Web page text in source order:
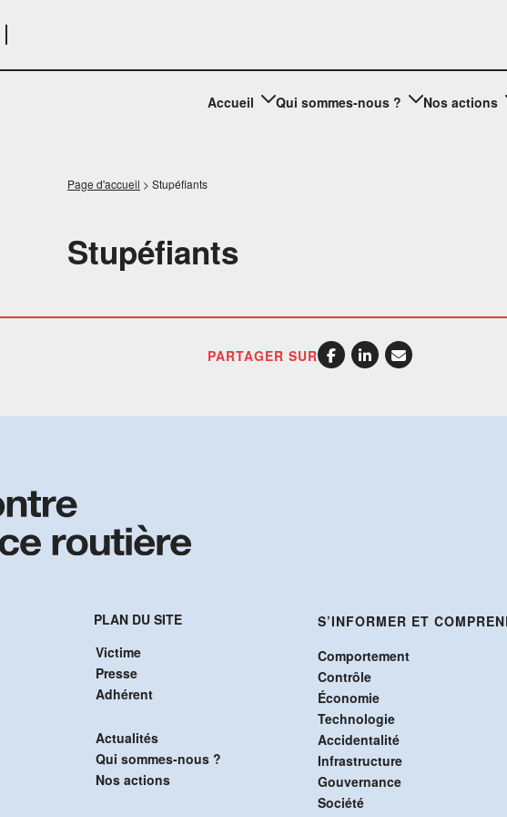
Accueil Qui sommes-nous ? Nos actions
Page d'accueil > Stupéfiants
Stupéfiants
PARTAGER SUR
PLAN DU SITE
Victime
Presse
Adhérent
Actualités
Qui sommes-nous ?
Nos actions
S’INFORMER ET
Comportement
Contrôle
Économie
Technologie
Accidentalité
Infrastructure
Gouvernance
Société